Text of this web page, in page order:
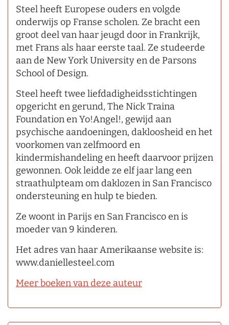
Steel heeft Europese ouders en volgde
onderwijs op Franse scholen. Ze bracht een
groot deel van haar jeugd door in Frankrijk,
met Frans als haar eerste taal. Ze studeerde
aan de New York University en de Parsons
School of Design.
Steel heeft twee liefdadigheidsstichtingen
opgericht en gerund, The Nick Traina
Foundation en Yo!Angel!, gewijd aan
psychische aandoeningen, dakloosheid en het
voorkomen van zelfmoord en
kindermishandeling en heeft daarvoor prijzen
gewonnen. Ook leidde ze elf jaar lang een
straathulpteam om daklozen in San Francisco
ondersteuning en hulp te bieden.
Ze woont in Parijs en San Francisco en is
moeder van 9 kinderen.
Het adres van haar Amerikaanse website is:
www.daniellesteel.com
Meer boeken van deze auteur